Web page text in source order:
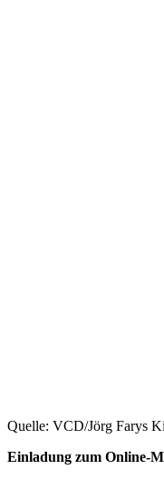
Quelle: VCD/Jörg Farys
Einladung zum Online-